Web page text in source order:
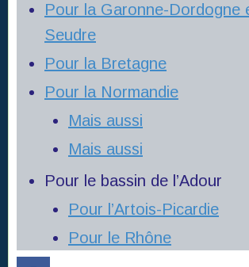
Pour la Garonne-Dordogne
Seudre
Pour la Bretagne
Pour la Normandie
Mais aussi
Mais aussi
Pour le bassin de l’Adour
Pour l’Artois-Picardie
Pour le Rhône